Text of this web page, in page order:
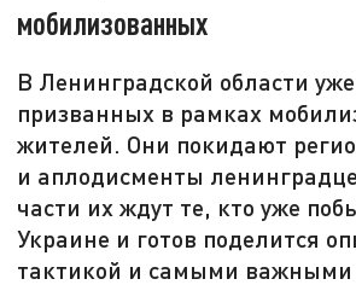
мобилизованных
В Ленинградской области
призванных в рамках
жителей. Они покидают
и аплодисменты
части их ждут те, кто уже
Украине и готов поделится
тактикой и самыми